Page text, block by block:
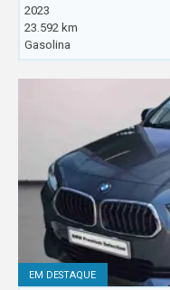
2023
23.592 km
Gasolina
EM DESTAQUE